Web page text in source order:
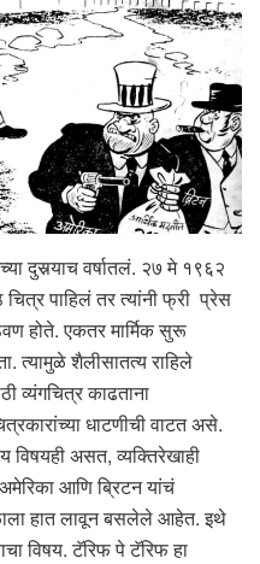
दुसर्‍याच वर्षातलं. २७ मे १९६२
पाहिलं तर त्यांनी फ्री प्रेस
होते. एकतर मार्मिक सुरू
त्यामुळे शैलीसातत्य राहिले
व्यंगचित्र काढताना
धाटणीची वाटत असे.
विषयही असत, व्यक्तिरेखाही
आणि ब्रिटन यांचं
हात लावून बसलेले आहेत. इथे
विषय. टॅरिफ पे टॅरिफ हा